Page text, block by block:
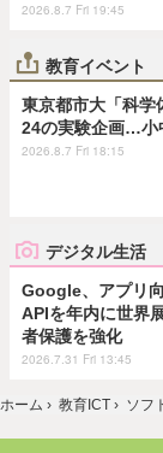
2026.8.7 Fri 19:45
教育イベント
東京都市大「科学
24の実験企画…小
2026.8.7 Fri 18:15
デジタル生活
Google、アプリ
APIを年内に世界
者保護を強化
2026.7.31 Fri 13:45
ホーム › 教育ICT › ソフ